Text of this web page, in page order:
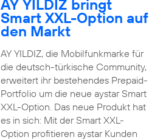
AY YILDIZ bringt
Smart XXL-Option auf
den Markt
AY YILDIZ, die Mobilfunkmarke für
die deutsch-türkische Community,
erweitert ihr bestehendes Prepaid-
Portfolio um die neue aystar Smart
XXL-Option. Das neue Produkt hat
es in sich: Mit der Smart XXL-
Option profitieren aystar Kunden